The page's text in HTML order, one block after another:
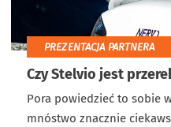
PREZENTACJA PARTNERA
Czy Stelvio jest
Pora powiedzieć to sobie
mnóstwo znacznie